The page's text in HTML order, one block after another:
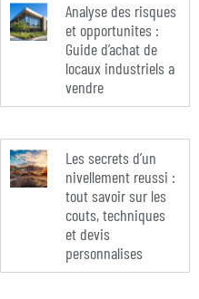
Analyse des risques
et opportunites :
Guide d’achat de
locaux industriels a
vendre
Les secrets d’un
nivellement reussi :
tout savoir sur les
couts, techniques
et devis
personnalises